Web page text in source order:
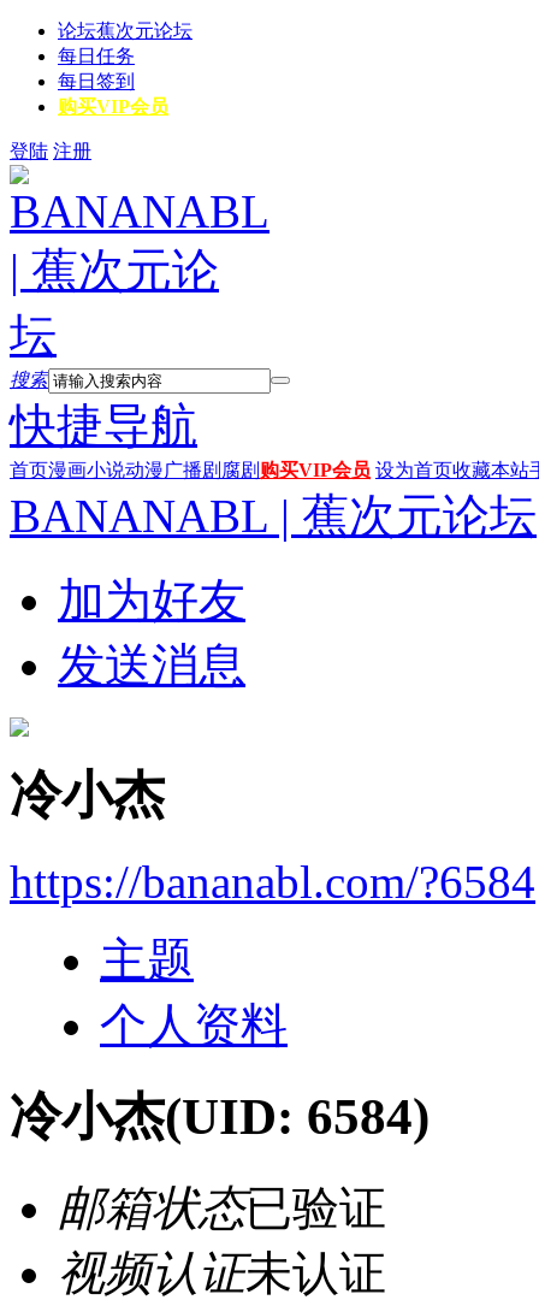
论坛蕉次元论坛
每日任务
每日签到
购买VIP会员
登陆 注册
搜索
快捷导航
首页漫画小说动漫广播剧 腐剧 购买VIP会员 设为首页收藏本站
BANANABL | 蕉次元论坛
加为好友
发送消息
冷小杰
https://bananabl.com/?6584
主题
个人资料
冷小杰(UID: 6584)
邮箱状态已验证
视频认证未认证